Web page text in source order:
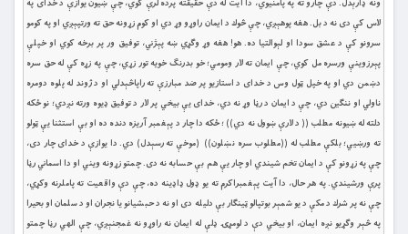
لاس كې دى نه د بل. هغه پوهېږي، چې څوك د ايمان راوړو وړ دي او كوم زړونه حق ته ورتپېږي او په كومو
سرونو كې د عشق سودا او لېوالتيا ده. هو! هغه وړ وګړي ښه پېژني، توفيق ور پر برخه كوي او خپلې
پېرزوينې ورسره مل كوي، چې ايمان ته لار ومومي؛ خو بدرنګ خويه تور زړي، چې په زړه كې له حق سره
دښمن دي او په خپل ټول وس د خداى د استازيو پر ضد مبارزې ته راپاڅېدلي او د ژوند له پلوه دومره
ناولي او ننګين دي، چې د ايمان د رڼا وړ نه دي، خداى يې بيخي پر لار د توفيق ډيوه ورته نږدي؛ نو ځكه
دلته له ښيونه مطلب (( د لارې ښوول نه دي)) ؛ ځكه دا چار د پېغمبر آريزه دنده ده او بې استثنا يې ټولو
ته ورښيي؛ بلكې مطلب له ((مطلوب سره نښلون)) (موخې ته رسېدل) دي. دا يوازې د خداى چار دى،
چې په زړونو كې د ايمان تخم شيندي او چار يې هم بې حسابه نه دى. چمتو زړونه ويني او دا اسماني رڼا
پرې ورشيندي. په هر حال، دا آيت پېغمبراکرم ته يو ډول ډاډينه ده، چې دې واقعيت ته پاملرنه وكړي،
چې نه پر شرك د مكې د يو شمېر بوتپالو ټينګار بې دليله دى او نه د حبشيانو يا نجران او د سلمان او بحيرا
په څېر وګړيو نږه ايمان، او بيخي دې د لومړۍ ډلې له ايمان نه راوړو نه غمجنېږي، چې الهي رڼا چمتو